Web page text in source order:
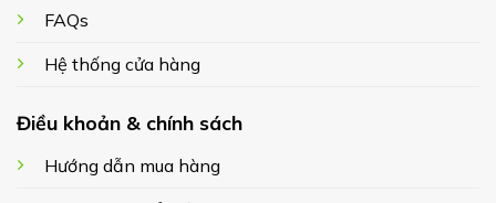
FAQs
Hệ thống cửa hàng
Điều khoản & chính sách
Hướng dẫn mua hàng